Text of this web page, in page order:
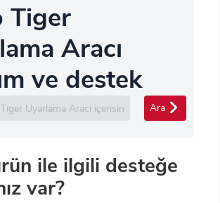
Tiger
Aracı
ve destek
Ara
ile ilgili desteğe
var?